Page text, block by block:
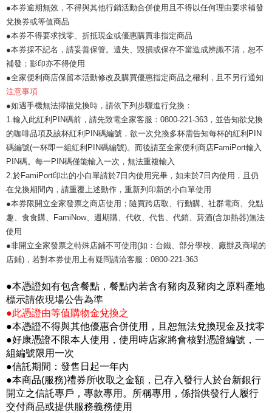
●本券逾期無效，不得與其他行銷活動合併使用且不得以任何理由要求補發
兌換券或等值商品
●本券不得要求找零、折抵現金或優惠購買非指定商品
●本券採不記名，請妥善保管。遺失、毀損或保存不當造成辨識不清，恕不
補發；影印亦不得使用
●全家便利商店保留本活動修改及購買優惠指定商品之權利，且不另行通知
注意事項
●如遇手機無法掃描兌換時，請依下列步驟進行兌換：
1.輸入此紅利PIN碼前，請先致電全家客服：0800-221-363，並告知欲兌換
的咖啡品項及該杯紅利PIN碼編號，欲一次兌換多杯需告知每杯的紅利PIN
碼編號(一杯即一組紅利PIN碼編號)。而後請至全家便利商店FamiPort輸入
PIN碼。每一PIN碼僅能輸入一次，無法重複輸入
2.於FamiPort印出的小白單請於7日內使用完畢，如未於7日內使用，且仍
在兌換期間內，請重覆上述動作，重新列印新的小白單使用
●本券限開立全家發票之商店使用；隨買跨店取、行動購、社群電商、兌點
趣、食食購、FamiNow、週期購、代收、代售、代銷、菸酒(含加熱器)無法
使用
●非開立全家發票之特殊店鋪不可使用(如：台鐵、部分學校、廠辦及商場的
店鋪)，若對本券使用上有疑問請洽客服：0800-221-363
●本憑證如有包含餐點，餐點內若含有豬肉及豬肉之原料產地
標示請依現場公告為準
●此憑證由等值購物金兌換之
●本憑證不得與其他優惠合併使用，且恕無法兌換現金及找零
●好康憑證不限本人使用，使用時店家將會核對憑證編號，一
組編號限用一次
●信託期間：發售日起一年內
●本商品(服務)禮券所收取之金額，已存入發行人於台新銀行
開立之信託專戶，專款專用。所稱專用，係指供發行人履行
交付商品或提供服務義務使用